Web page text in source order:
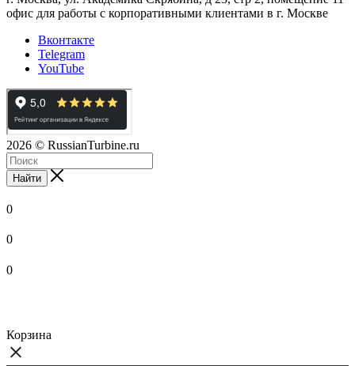
офис для работы с корпоративными клиентами в г. Москве
Вконтакте
Telegram
YouTube
2026 © RussianTurbine.ru
Найти
0
0
0
Корзина